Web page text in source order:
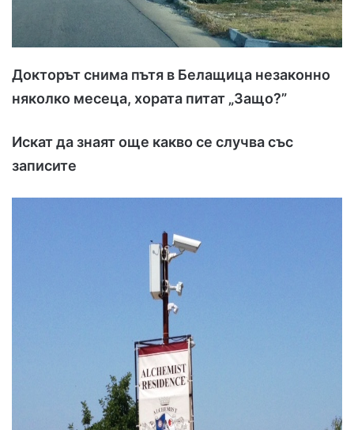
Докторът снима пътя в Белащица незаконно
няколко месеца, хората питат „Защо?”
Искат да знаят още какво се случва със
записите